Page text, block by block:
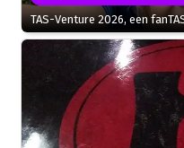
TAS-Venture 2026, een